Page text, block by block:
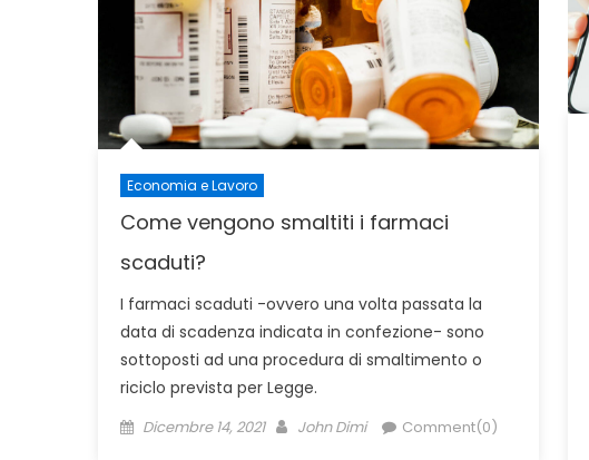
Economia e Lavoro
Come vengono smaltiti i farmaci
scaduti?
I farmaci scaduti -ovvero una volta passata la
data di scadenza indicata in confezione- sono
sottoposti ad una procedura di smaltimento o
riciclo prevista per Legge.
Posted
Dicembre 14, 2021 Author
John Dimi Comment(0)